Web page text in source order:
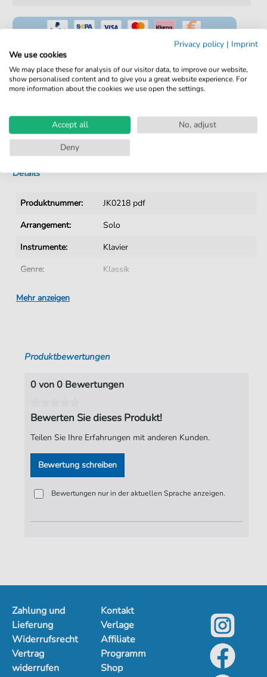
100% Legal & Lizenziert
Kein Abo. Fairer Einzelkauf.
Sofortiger Download nach Kauf
Details
Produktnummer:
JK0218 pdf
Arrangement:
Solo
Instrumente:
Klavier
Genre:
Klassik
Ära:
Seiten:
1
Spieldauer:
01:10
Mehr anzeigen
Produktbewertungen
0 von 0 Bewertungen
Bewerten Sie dieses Produkt!
Teilen Sie Ihre Erfahrungen mit anderen Kunden.
Bewertung schreiben
Bewertungen nur in der aktuellen Sprache anzeigen.
Zahlung und
Lieferung
Widerrufsrecht
Vertrag
widerrufen
Kontakt
Verlage
Affiliate
Programm
Shop
Privacy policy | Imprint
We use cookies
We may place these for analysis of our visitor data, to improve our website,
show personalised content and to give you a great website experience. For
more information about the cookies we use open the settings.
Accept all
No, adjust
Deny